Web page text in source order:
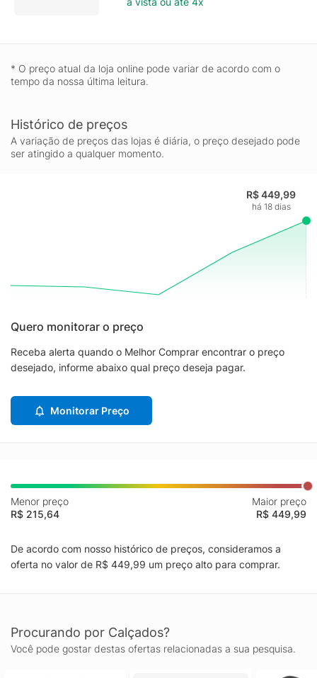
* O preço atual da loja online pode variar de acordo com o
tempo da nossa última leitura.
Histórico de preços
A variação de preços das lojas é diária, o preço desejado pode
ser atingido a qualquer momento.
R$ 449,99
há 18 dias
Quero monitorar o preço
Receba alerta quando o Melhor Comprar encontrar o preço
desejado, informe abaixo qual preço deseja pagar.
Monitorar Preço
Menor preço
R$ 215,64
Maior preço
R$ 449,99
De acordo com nosso histórico de preços, consideramos a
oferta no valor de R$ 449,99 um preço alto para comprar.
Procurando por Calçados?
Você pode gostar destas ofertas relacionadas a sua pesquisa.